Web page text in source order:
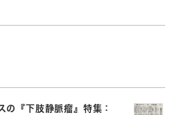
の『下肢静脈瘤』特集：